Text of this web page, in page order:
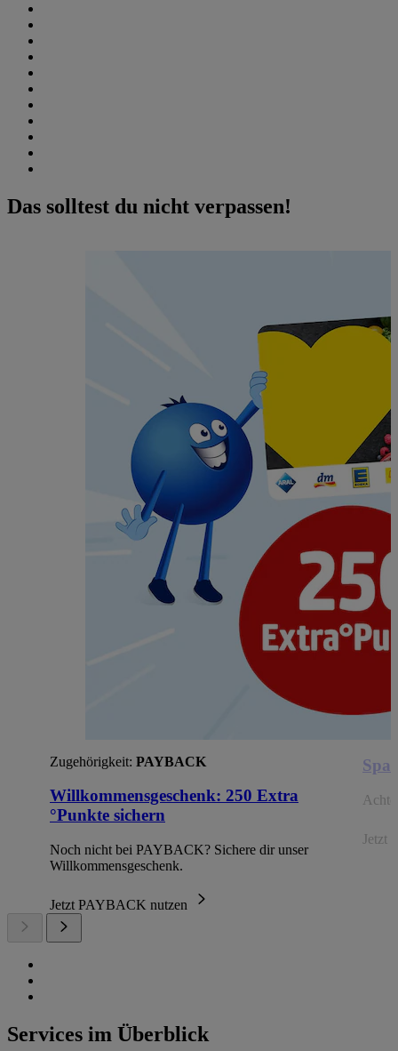
Das solltest du nicht verpassen!
Zugehörigkeit: PAYBACK
Willkommensgeschenk: 250 Extra
°Punkte sichern
Noch nicht bei PAYBACK? Sichere dir unser
Willkommensgeschenk.
Jetzt PAYBACK nutzen
Jetzt
Services im Überblick